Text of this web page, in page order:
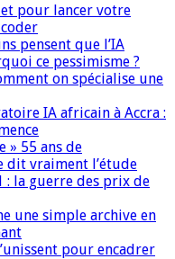
pour lancer votre
pensent que l’IA
ce pessimisme ?
on spécialise une
IA africain à Accra :
» 55 ans de
dit vraiment l’étude
: la guerre des prix de
une simple archive en
pour encadrer